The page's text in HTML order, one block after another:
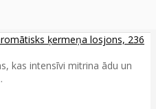
ķermeņa losjons, 236
kas intensīvi mitrina ādu un